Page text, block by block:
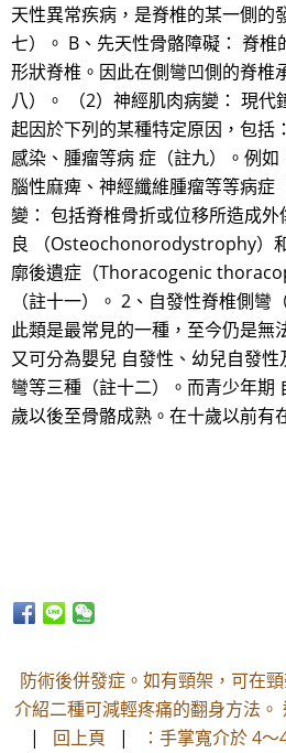
天性異常疾病，是脊椎的某一側的
七）。 B、先天性骨骼障礙： 脊
形狀脊椎。因此在側彎凹側的脊椎
八）。 （2）神經肌肉病變： 現代
起因於下列的某種特定原因，包括
感染、腫瘤等病 症（註九）。例如
腦性麻痺、神經纖維腫瘤等等病症
變： 包括脊椎骨折或位移所造成
良 （Osteochonorodystrophy）
廓後遺症（Thoracogenic
（註十一）。 2、自發性脊椎側
此類是最常見的一種，至今仍是無
又可分為嬰兒 自發性、幼兒自發
彎等三種（註十二）。而青少年期
歲以後至骨骼成熟。在十歲以前有
防術後併發症。如有頸架，可在
介紹二種可減輕疼痛的翻身方法
| 回上頁 |
：手掌寬介於 4